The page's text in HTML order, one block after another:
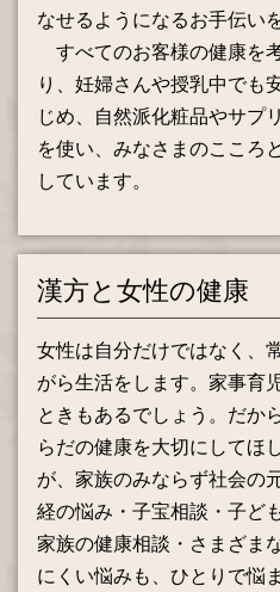
なせるようになるお手伝い
すべてのお客様の健康を
り、妊婦さんや授乳中でも
じめ、自然派化粧品やサプ
を使い、みなさまのこころ
しています。
漢方と女性の健康
女性は自分だけではなく、
がら生活をします。家事育
ときもあるでしょう。だか
らだの健康を大切にしてほ
が、家族のみならず社会の
経の悩み・子宝相談・子ど
家族の健康相談・さまざま
にくい悩みも、ひとりで悩